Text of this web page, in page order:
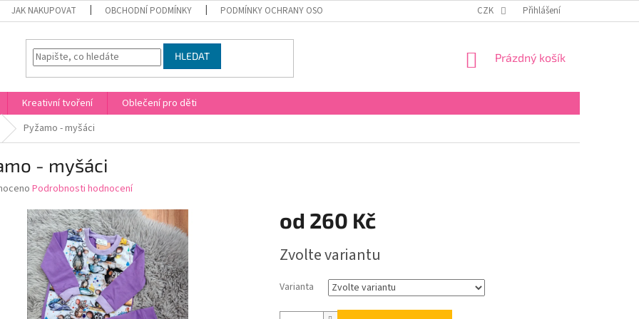
JAK NAKUPOVAT OBCHODNÍ PODMÍNKY PODMÍNKY OCHRANY OSOBNÍCH ÚDAJŮ REKLAMAČNÍ ŘÁD
CZK Přihlášení
HLEDAT
NÁKUPNÍ
Prázdný košík
Kreativní tvoření
Oblečení pro děti
Pyžamo - myšáci
- myšáci
Podrobnosti hodnocení
od 260 Kč
cena:
Zvolte variantu
Varianta